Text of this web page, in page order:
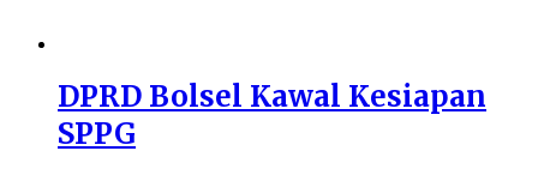
DPRD Bolsel Kawal Kesiapan
SPPG